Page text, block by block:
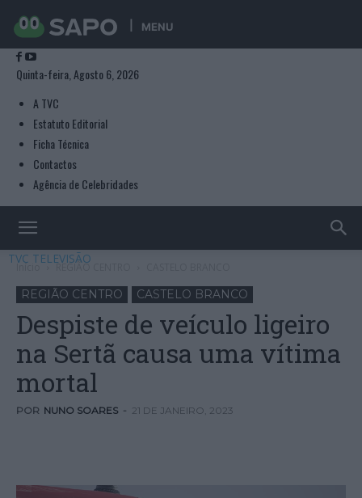
MENU
Quinta-feira, Agosto 6, 2026
A TVC
Estatuto Editorial
Ficha Técnica
Contactos
Agência de Celebridades
TVC TELEVISÃO
Início REGIÃO CENTRO
REGIÃO CENTRO CASTELO BRANCO
Despiste de veículo ligeiro
na Sertã causa uma vítima
mortal
POR NUNO SOARES - 21 DE JANEIRO, 2023